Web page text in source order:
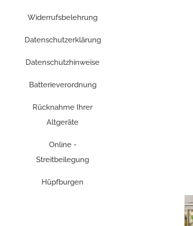
Widerrufsbelehrung
Datenschutzerklärung
Datenschutzhinweise
Batterieverordnung
Rücknahme Ihrer
Altgeräte
Online -
Streitbeilegung
Hüpfburgen